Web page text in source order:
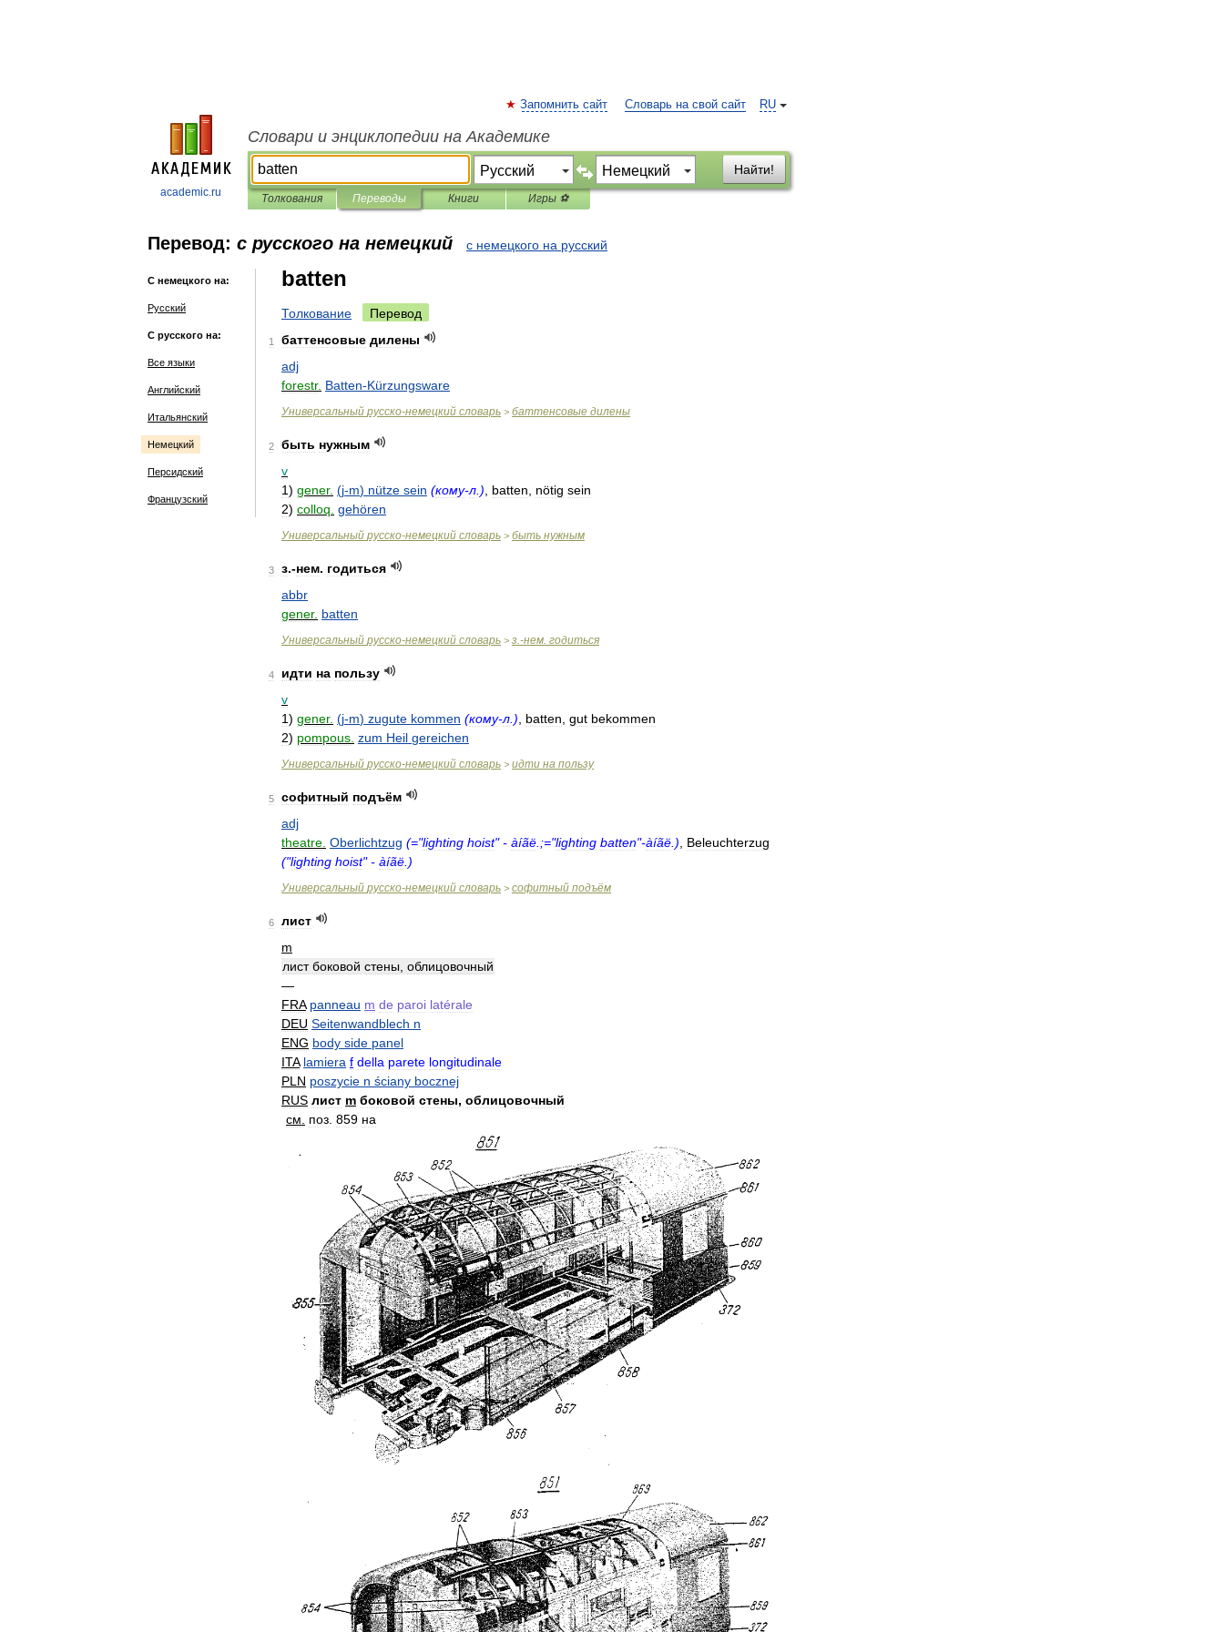
academic.ru
RU
Запомнить сайт Словарь на свой сайт
Словари и энциклопедии на Академике
Найти!
Толкования Переводы Книги Игры ⚽
Перевод: с русского на немецкий с немецкого на русский
С немецкого на:
Русский
С русского на:
Все языки
Английский
Итальянский
Немецкий
Персидский
Французский
batten
Толкование Перевод
1 баттенсовые дилены
adj
forestr. Batten-Kürzungsware
Универсальный русско-немецкий словарь > баттенсовые дилены
2 быть нужным
v
1) gener. (j-m) nütze sein (кому-л .) batten nötig sein
2) colloq gehören
Универсальный русско-немецкий словарь > быть нужным
3 з.-нем. годиться
abbr
gener. batten
Универсальный русско-немецкий словарь > з.-нем. годиться
4 идти на пользу
v
1) gener. (j-m) zugute kommen (кому-л .) batten gut bekommen
2) pompous zum Heil gereichen
Универсальный русско-немецкий словарь > идти на пользу
5 софитный подъём
adj
theatre Oberlichtzug (="lighting hoist" - àíãë .;="lighting batten"-àíãë .)
Beleuchterzug
("lighting hoist" - àíãë .)
Универсальный русско-немецкий словарь > софитный подъём
6
лист
m
лист боковой стены облицовочный
—
FRA panneau m de paroi latérale
DEU Seitenwandblech n
ENG body side panel
ITA lamiera f della parete longitudinale
PLN poszycie n ściany bocznej
RUS лист m боковой стены, облицовочный
см
поз 859 на